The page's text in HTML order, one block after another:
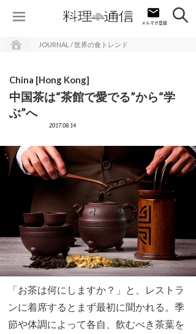
JOURNAL / 世界の食トレンド
China [Hong Kong]
中国茶は“茶館で愛でる”から“学
ぶ”へ
2017.08.14
「お茶は何にしますか？」と、レストラ
ンに着席するとまず最初に聞かれる。季
節や体調によって各自、飲むべき茶葉を